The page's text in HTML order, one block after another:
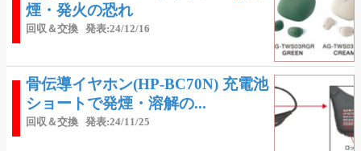
煙・発火の恐れ
回収＆交換 発表:24/12/16
骨伝導イヤホン(HP-BC70N) 充電池
ショートで発煙・溶解の...
回収＆交換 発表:24/11/25